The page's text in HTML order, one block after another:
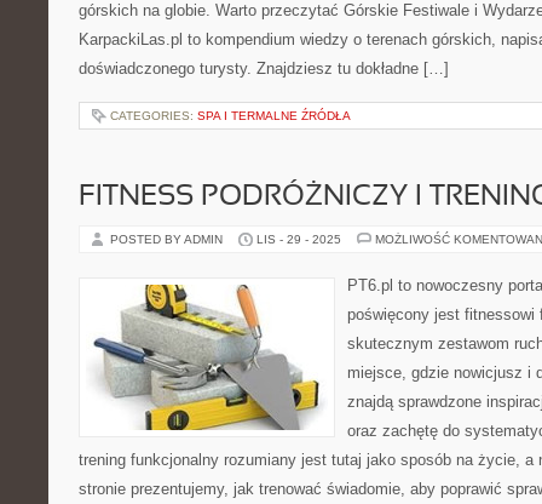
górskich na globie. Warto przeczytać Górskie Festiwale i
KarpackiLas.pl to kompendium wiedzy o terenach górskich,
doświadczonego turysty. Znajdziesz tu dokładne […]
CATEGORIES: SPA I TERMALNE ŹRÓDŁA
FITNESS PODRÓŻNICZY I
POSTED BY ADMIN LIS - 29 - 2025 MOŻLIWOŚĆ
PT6.pl to nowoczesny
poświęcony jest fitnessowi
skutecznym zestawom
miejsce, gdzie nowicjusz i
znajdą sprawdzone
oraz zachętę do
trening funkcjonalny rozumiany jest tutaj jako sposób na życie, a
stronie prezentujemy, jak trenować świadomie, aby poprawić